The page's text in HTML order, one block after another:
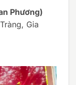
Phương)
Gia